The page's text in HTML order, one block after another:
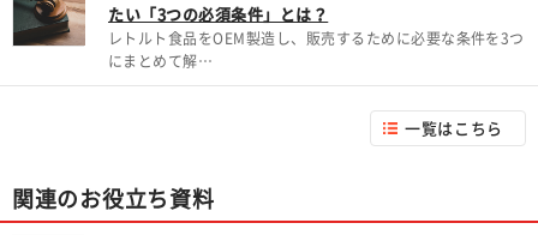
たい「3つの必須条件」とは？
レトルト食品をOEM製造し、販売するために必要な条件を3つ
にまとめて解…
一覧はこちら
関連のお役立ち資料